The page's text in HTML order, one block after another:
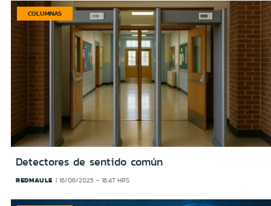
COLUMNAS
Detectores de sentido común
REDMAULE 16/06/2025 - 16:47 HRS